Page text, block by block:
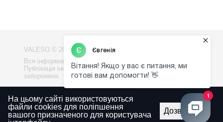
VALESO © 2009 - 2026
Вся інформація на сайті - власність компанії "VALESO".
Публікація інформації з сайту без узгодження
заборонена.
Правила використаня сайту
На цьому сайті використовуються
файли cookies для поліпшення
вашого призначеного для користувача
Дозволити